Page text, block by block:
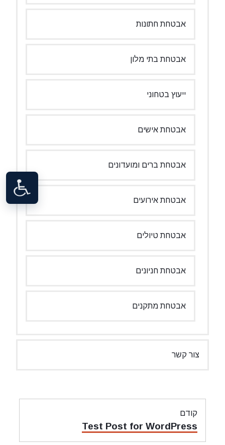
אבטחת חתונות
אבטחת בתי מלון
ייעוץ בטחוני
אבטחת אישים
אבטחת ברים ומועדונים
אבטחת אירועים
אבטחת טיולים
אבטחת חניונים
אבטחת מתקנים
צור קשר
ניווט
קודם
מאמר
Test Post for WordPress